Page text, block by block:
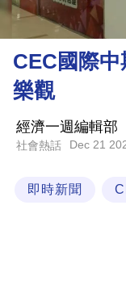
市
理
財
業
科
CEC國際
樂觀
經濟一週編輯部
社會熱話 Dec 21
即時新聞